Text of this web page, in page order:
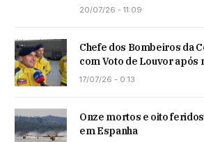
20/07/26 - 11:09
Chefe dos Bombeiros da
com Voto de Louvor após
17/07/26 - 0:13
Onze mortos e oito
em Espanha